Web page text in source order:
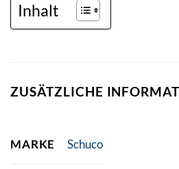
Inhalt
ZUSÄTZLICHE
MARKE Schuco